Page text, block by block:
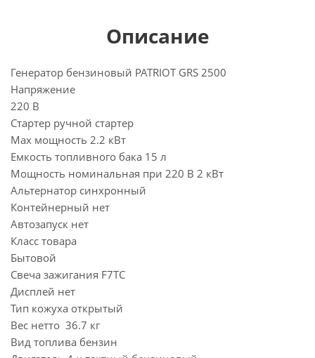
Описание
Генератор бензиновый PATRIOT GRS 2500
Напряжение
220 В
Стартер ручной стартер
Max мощность 2.2 кВт
Емкость топливного бака 15 л
Мощность номинальная при 220 В 2 кВт
Альтернатор синхронный
Контейнерный нет
Автозапуск нет
Класс товара
Бытовой
Свеча зажигания F7TC
Дисплей нет
Тип кожуха открытый
Вес нетто 36.7 кг
Вид топлива бензин